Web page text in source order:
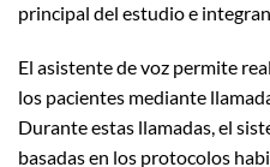
principal del estudio e
El asistente de voz permite
los pacientes mediante
Durante estas llamadas, el
basadas en los protocolos